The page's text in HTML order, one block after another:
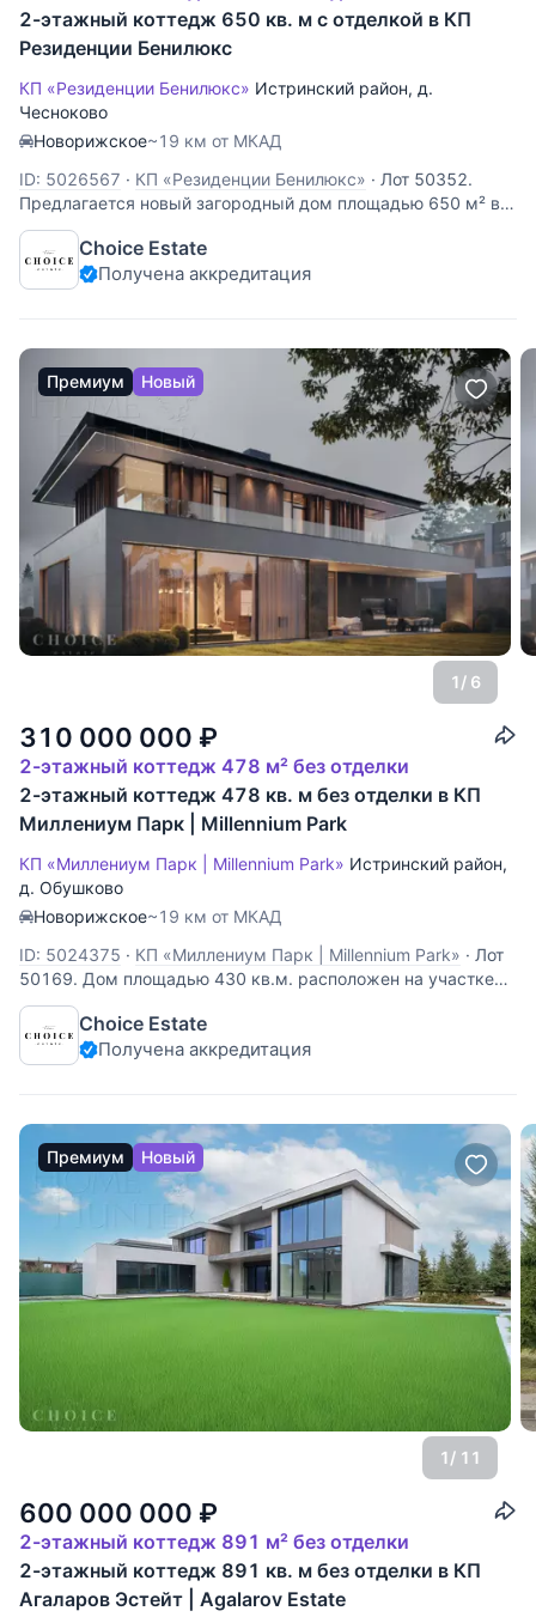
2-этажный коттедж 650 кв. м с отделкой в КП
Резиденции Бенилюкс
КП «Резиденции Бенилюкс» Истринский район, д.
Чесноково
Новорижское~19 км от МКАД
ID: 5026567 · КП «Резиденции Бенилюкс» · Лот 50352.
Предлагается новый загородный дом площадью 650 м² в
одном из самых престижных поселков Подмосковья
— Бенилюкс. Дом расположен на красивом участке 20
соток, который грамотно разделен на функциональные
Choice Estate
Получена аккредитация
Премиум Новый
1/ 6
310 000 000 ₽
2-этажный коттедж 478 м² без отделки
2-этажный коттедж 478 кв. м без отделки в КП
Миллениум Парк | Millennium Park
КП «Миллениум Парк | Millennium Park» Истринский район,
д. Обушково
Новорижское~19 км от МКАД
ID: 5024375 · КП «Миллениум Парк | Millennium Park» · Лот
50169. Дом площадью 430 кв.м. расположен на участке
15 соток в элитном коттеджном поселке "Миллениум
парк". Дом без внутренней отделки, в котором можно
расположить: 4 спальни со своими с/у, гардеробные
Choice Estate
Получена аккредитация
Премиум Новый
1/ 11
600 000 000 ₽
2-этажный коттедж 891 м² без отделки
2-этажный коттедж 891 кв. м без отделки в КП
Агаларов Эстейт | Agalarov Estate